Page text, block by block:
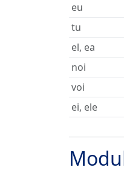
eu
tu
el, ea
noi
voi
ei, ele